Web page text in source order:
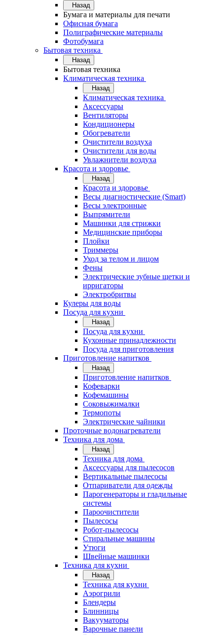
Назад
Бумага и материалы для печати
Офисная бумага
Полиграфические материалы
Фотобумага
Бытовая техника
Назад
Бытовая техника
Климатическая техника
Назад
Климатическая техника
Аксессуары
Вентиляторы
Кондиционеры
Обогреватели
Очистители воздуха
Очистители для воды
Увлажнители воздуха
Красота и здоровье
Назад
Красота и здоровье
Весы диагностические (Smart)
Весы электронные
Выпрямители
Машинки для стрижки
Медицинские приборы
Плойки
Триммеры
Уход за телом и лицом
Фены
Электрические зубные щетки и
ирригаторы
Электробритвы
Кулеры для воды
Посуда для кухни
Назад
Посуда для кухни
Кухонные принадлежности
Посуда для приготовления
Приготовление напитков
Назад
Приготовление напитков
Кофеварки
Кофемашины
Соковыжималки
Термопоты
Электрические чайники
Проточные водонагреватели
Техника для дома
Назад
Техника для дома
Аксессуары для пылесосов
Вертикальные пылесосы
Отпариватели для одежды
Парогенераторы и гладильные
системы
Пароочистители
Пылесосы
Робот-пылесосы
Стиральные машины
Утюги
Швейные машинки
Техника для кухни
Назад
Техника для кухни
Аэрогрили
Блендеры
Блинницы
Вакууматоры
Варочные панели